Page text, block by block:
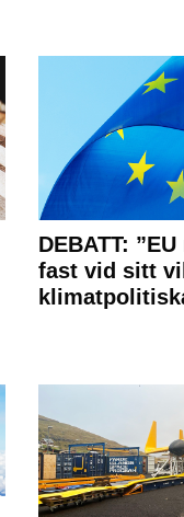
DEBATT:
fast vid sitt